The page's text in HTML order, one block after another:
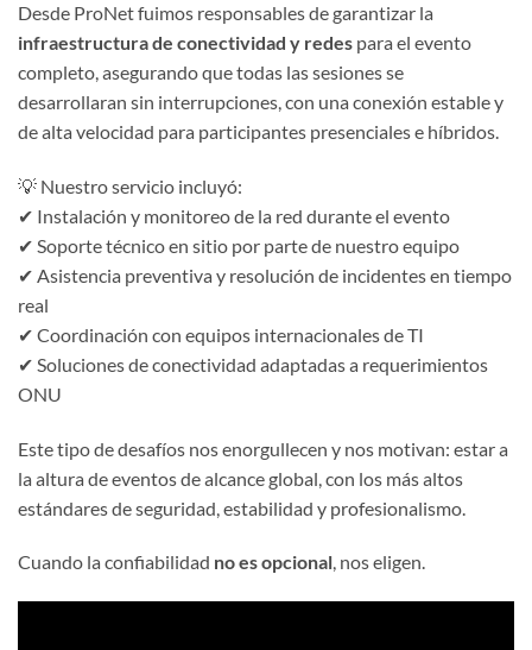
Desde ProNet fuimos responsables de garantizar la
infraestructura de conectividad y redes para el evento
completo, asegurando que todas las sesiones se
desarrollaran sin interrupciones, con una conexión estable y
de alta velocidad para participantes presenciales e híbridos.
💡 Nuestro servicio incluyó:
✔ Instalación y monitoreo de la red durante el evento
✔ Soporte técnico en sitio por parte de nuestro equipo
✔ Asistencia preventiva y resolución de incidentes en tiempo
real
✔ Coordinación con equipos internacionales de TI
✔ Soluciones de conectividad adaptadas a requerimientos
ONU
Este tipo de desafíos nos enorgullecen y nos motivan: estar a
la altura de eventos de alcance global, con los más altos
estándares de seguridad, estabilidad y profesionalismo.
Cuando la confiabilidad no es opcional, nos eligen.